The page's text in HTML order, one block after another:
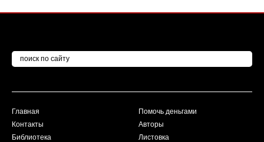
Главная
Контакты
Библиотека
Помочь деньгами
Авторы
Листовка